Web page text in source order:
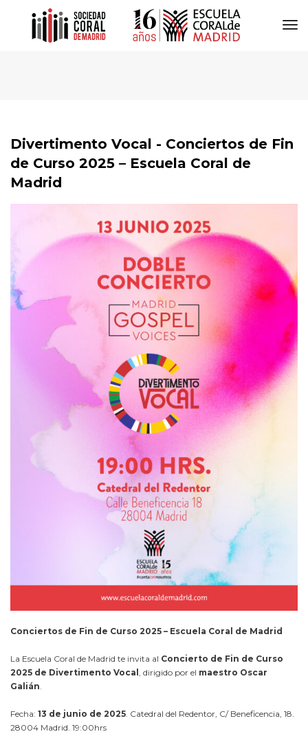
Divertimento Vocal - Conciertos de Fin
de Curso 2025 – Escuela Coral de
Madrid
Conciertos de Fin de Curso 2025 – Escuela Coral de Madrid
La Escuela Coral de Madrid te invita al Concierto de Fin de Curso
2025 de Divertimento Vocal , dirigido por el maestro Oscar
Galián.
Fecha: 13 de junio de 2025. Catedral del Redentor, C/ Beneficencia, 18.
28004 Madrid. 19:00hrs